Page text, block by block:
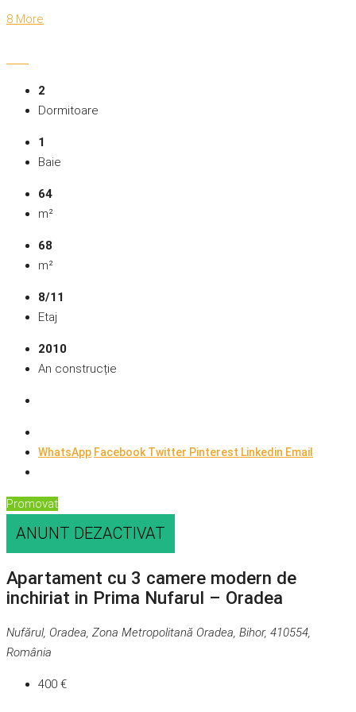
8 More
2
Dormitoare
1
Baie
64
m²
68
m²
8/11
Etaj
2010
An construcție
WhatsApp FacebookTwitter Pinterest Linkedin Email
Promovat
ANUNT DEZACTIVAT
Apartament cu 3 camere modern de
inchiriat in Prima Nufarul – Oradea
Nufărul, Oradea, Zona Metropolitană Oradea, Bihor, 410554,
România
400 €